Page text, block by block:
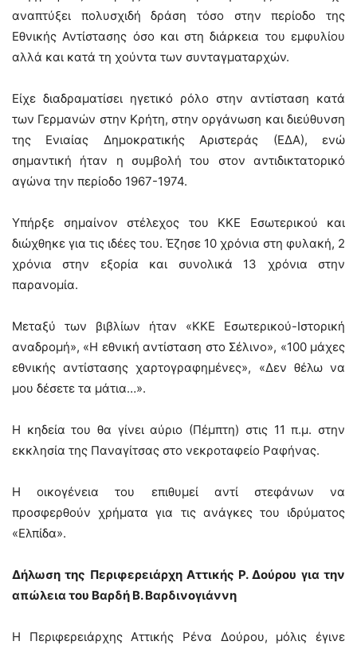
αναπτύξει πολυσχιδή δράση τόσο στην περίοδο της
Εθνικής Αντίστασης όσο και στη διάρκεια του εμφυλίου
αλλά και κατά τη χούντα των συνταγματαρχών.
Είχε διαδραματίσει ηγετικό ρόλο στην αντίσταση κατά
των Γερμανών στην Κρήτη, στην οργάνωση και διεύθυνση
της Ενιαίας Δημοκρατικής Αριστεράς (ΕΔΑ), ενώ
σημαντική ήταν η συμβολή του στον αντιδικτατορικό
αγώνα την περίοδο 1967-1974.
Υπήρξε σημαίνον στέλεχος του ΚΚΕ Εσωτερικού και
διώχθηκε για τις ιδέες του. Έζησε 10 χρόνια στη φυλακή, 2
χρόνια στην εξορία και συνολικά 13 χρόνια στην
παρανομία.
Μεταξύ των βιβλίων ήταν «ΚΚΕ Εσωτερικού-Ιστορική
αναδρομή», «Η εθνική αντίσταση στο Σέλινο», «100 μάχες
εθνικής αντίστασης χαρτογραφημένες», «Δεν θέλω να
μου δέσετε τα μάτια…».
Η κηδεία του θα γίνει αύριο (Πέμπτη) στις 11 π.μ. στην
εκκλησία της Παναγίτσας στο νεκροταφείο Ραφήνας.
Η οικογένεια του επιθυμεί αντί στεφάνων να
προσφερθούν χρήματα για τις ανάγκες του ιδρύματος
«Ελπίδα».
Δήλωση της Περιφερειάρχη Αττικής Ρ. Δούρου για την
απώλεια του Βαρδή Β. Βαρδινογιάννη
Η Περιφερειάρχης Αττικής Ρένα Δούρου, μόλις έγινε